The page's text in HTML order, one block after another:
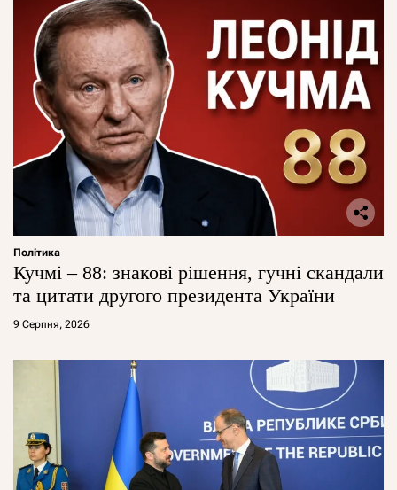
Політика
Кучмі – 88: знакові рішення, гучні скандали
та цитати другого президента України
9 Серпня, 2026